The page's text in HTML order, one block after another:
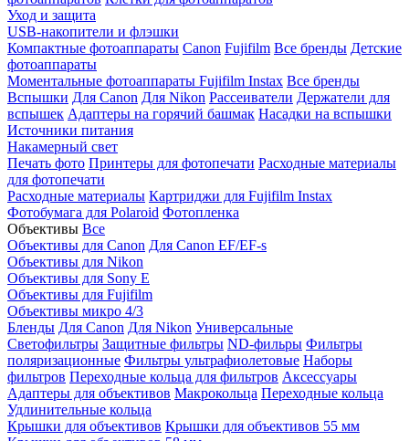
Уход и защита
USB-накопители и флэшки
Компактные фотоаппараты Canon Fujifilm Все бренды Детские
фотоаппараты
Моментальные фотоаппараты Fujifilm Instax Все бренды
Вспышки Для Canon Для Nikon Рассеиватели Держатели для
вспышек Адаптеры на горячий башмак Насадки на вспышки
Источники питания
Накамерный свет
Печать фото Принтеры для фотопечати Расходные материалы
для фотопечати
Расходные материалы Картриджи для Fujifilm Instax
Фотобумага для Polaroid Фотопленка
Объективы Все
Объективы для Canon Для Canon EF/EF-s
Объективы для Nikon
Объективы для Sony E
Объективы для Fujifilm
Объективы микро 4/3
Бленды Для Canon Для Nikon Универсальные
Светофильтры Защитные фильтры ND-фильры Фильтры
поляризационные Фильтры ультрафиолетовые Наборы
фильтров Переходные кольца для фильтров Аксессуары
Адаптеры для объективов Макрокольца Переходные кольца
Удлинительные кольца
Крышки для объективов Крышки для объективов 55 мм